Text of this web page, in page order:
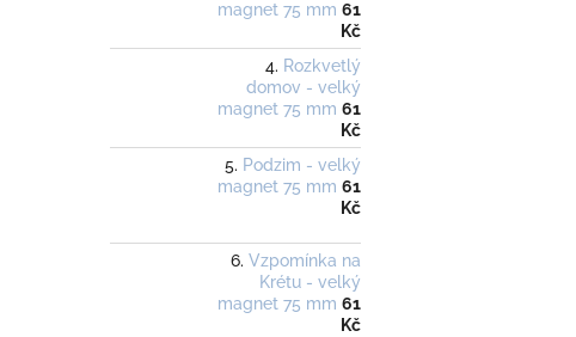
magnet 75 mm 61
Kč
Rozkvetlý
domov - velký
magnet 75 mm 61
Kč
Podzim - velký
magnet 75 mm 61
Kč
Vzpomínka na
Krétu - velký
magnet 75 mm 61
Kč